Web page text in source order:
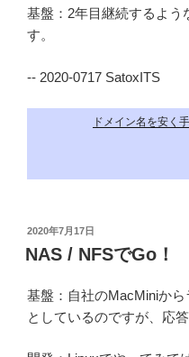
基盤：2年目継続するよう
す。
-- 2020-0717 SatoxITS
ドメイン名を安く
投
稿
日:
2020年7月17日
NAS / NFSでGo！
基盤：自社のMacMiniか
としているのですが、応